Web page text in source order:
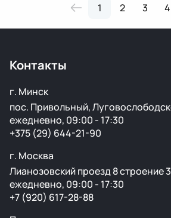
1 2 3 4
Контакты
г. Минск
пос. Привольный,
ежедневно, 09:00 - 17:30
+375 (29) 644-21-90
г. Москва
Лианозовский проезд 8 строение 3
ежедневно, 09:00 - 17:30
+7 (920) 617-28-88